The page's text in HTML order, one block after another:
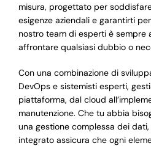
misura, progettato per
esigenze aziendali e garantirti
nostro team di esperti è sempre
affrontare qualsiasi dubbio o
Con una combinazione di
DevOps e sistemisti esperti,
piattaforma, dal cloud
manutenzione. Che tu abbia
una gestione complessa dei
integrato assicura che ogni